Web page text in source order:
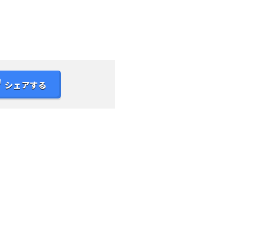
シェアする